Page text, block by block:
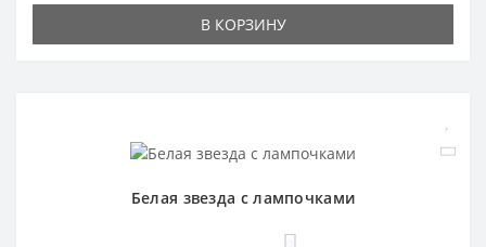
В КОРЗИНУ
Белая звезда с лампочками